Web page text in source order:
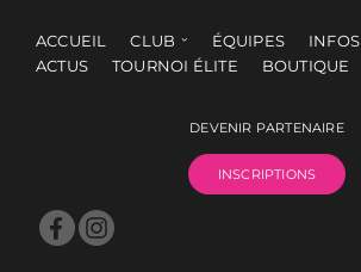
ACCUEIL CLUB ÉQUIPES
INFOS
ACTUS
TOURNOI ÉLITE BOUTIQUE
DEVENIR PARTENAIRE
INSCRIPTIONS